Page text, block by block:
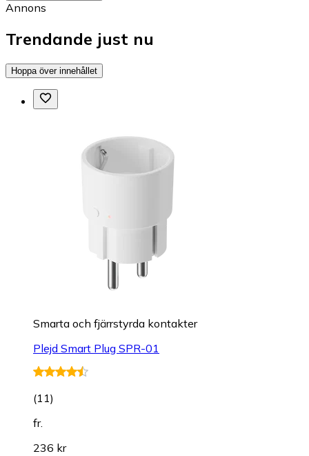
Annons
Trendande just nu
Hoppa över innehållet
Smarta och fjärrstyrda kontakter
Plejd Smart Plug SPR-01
(11)
fr.
236 kr